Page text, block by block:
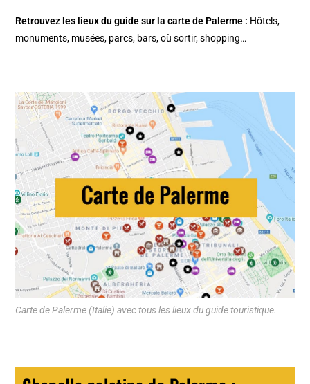
Retrouvez les lieux du guide sur lacarte de Palerme : Hôtels,
monuments, musées, parcs, bars, où sortir, shopping…
Carte de Palerme (Italie) avec tous les lieux du guide touristique.